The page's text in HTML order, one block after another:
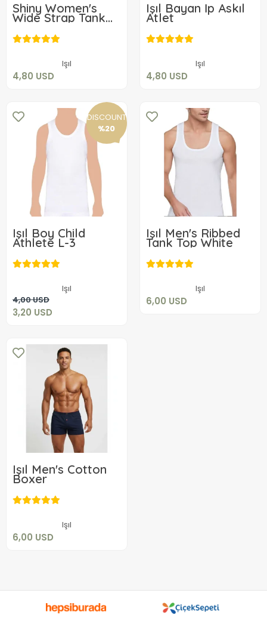
Shiny Women's
Wide Strap Tank
Top
Işıl
4,80 USD
4,80 USD
Işıl Bayan İp Askıl
Atlet
Işıl
4,80 USD
4,80 USD
DISCOUNT
%20
Işıl Boy Child
Athlete L-3
Işıl
4,00 USD
3,20 USD
3,20 USD
Add to cart
Işıl Men's Ribbed
Tank Top White
Işıl
6,00 USD
6,00 USD
Işıl Men's Cotton
Boxer
Işıl
6,00 USD
6,00 USD